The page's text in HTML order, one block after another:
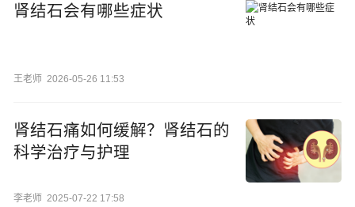
肾结石会有哪些症状
王老师 2026-05-26 11:53
肾结石痛如何缓解？肾结石的
科学治疗与护理
李老师 2025-07-22 17:58